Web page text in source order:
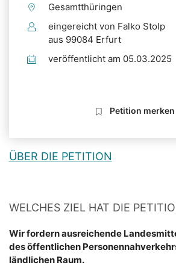
Gesamtthüringen
eingereicht von Falko Stolp
aus 99084 Erfurt
veröffentlicht am 05.03.2025
Petition merken
ÜBER DIE PETITION
WELCHES ZIEL HAT DIE
Wir fordern ausreichende
des öffentlichen
ländlichen Raum.